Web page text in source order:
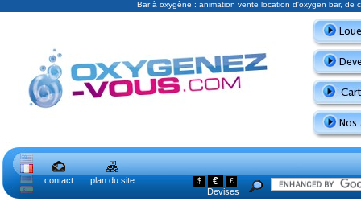
Bar à oxygène : animation vente location d'oxygen bar,
contact plan du site $ € £
Devises